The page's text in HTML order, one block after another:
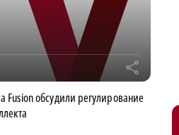
r
Fusion обсудили регулирование